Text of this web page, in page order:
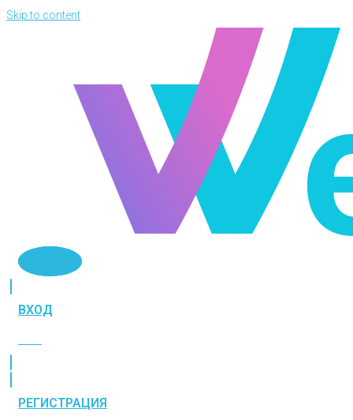
Skip to content
ВХОД
РЕГИСТРАЦИЯ